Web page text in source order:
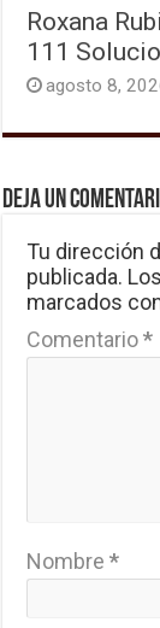
Roxana
111
agosto 8,
Deja un
Tu dirección
publicada.
marcados
Comentario*
Nombre*